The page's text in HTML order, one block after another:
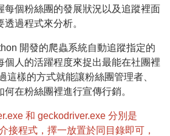
每個粉絲團的發展狀況以及追蹤裡面
過程式來分析。
開發的爬蟲系統自動追蹤指定的
個人的活躍程度來捉出最能在社團裡
這樣的方式就能讓粉絲團管理者、
在粉絲團裡進行宣傳行銷。
和 geckodriver.exe 分別是
接程式，擇一放置於同目錄即可，